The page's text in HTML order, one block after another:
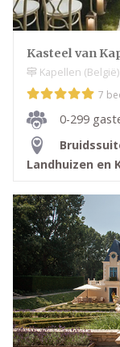
Kasteel van
Kapellen (België)
7
0-299
Landhuizen en